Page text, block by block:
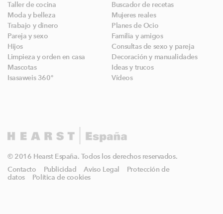
Taller de cocina
Buscador de recetas
Moda y belleza
Mujeres reales
Trabajo y dinero
Planes de Ocio
Pareja y sexo
Familia y amigos
Hijos
Consultas de sexo y pareja
Limpieza y orden en casa
Decoración y manualidades
Mascotas
Ideas y trucos
Isasaweis 360º
Vídeos
© 2016 Hearst España. Todos los derechos reservados.
Contacto
Publicidad Aviso Legal
Protección de
datos
Política de cookies